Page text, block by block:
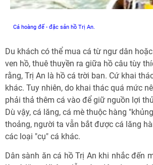
Cá hoàng đế - đặc sản hồ Trị An.
Du khách có thể mua cá từ ngư dân
ven hồ, thuê thuyền ra giữa hồ câu tùy
rằng, Trị An là hồ cá trời ban. Cứ khai
khác. Tuy nhiên, do khai thác quá mức
phải thả thêm cá vào để giữ nguồn lợi
Dù vậy, cá lăng, cá mè thuộc hàng
thoảng, người ta vẫn bắt được cá lăng
các loại "cụ" cá khác.
Dân sành ăn cá hồ Trị An khi nhắc đến